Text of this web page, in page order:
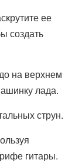
ее
создать
на верхнем
лада.
струн.
гитары.